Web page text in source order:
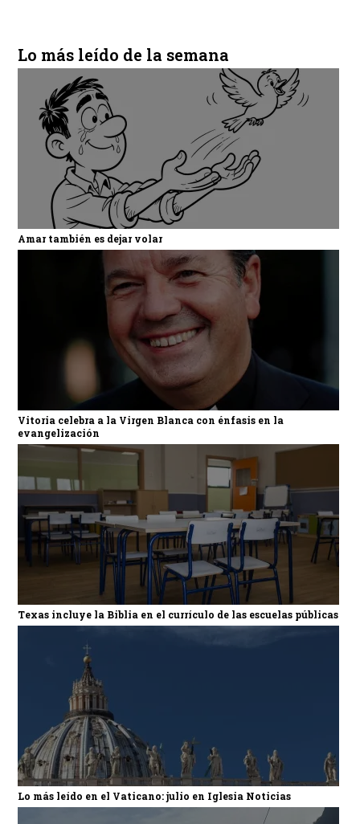
Lo más leído de la semana
Amar también es dejar volar
Vitoria celebra a la Virgen Blanca con énfasis en la
evangelización
Texas incluye la Biblia en el currículo de las escuelas públicas
Lo más leído en el Vaticano: julio en Iglesia Noticias